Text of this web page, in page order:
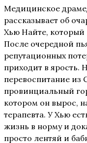
Медицинское
рассказывает об
Хью Найте,
После очередной
репутационных
приходит в ярость.
перевоспитание из
провинциальный
котором он вырос,
терапевта. У Хью
жизнь в норму и
просто лентяй и